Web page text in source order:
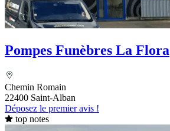
Pompes Funèbres La Flora
Chemin Romain
22400 Saint-Alban
Déposez le premier avis !
top notes